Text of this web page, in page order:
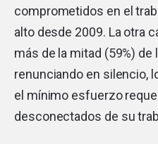
comprometidos en el
alto desde 2009. La otra
más de la mitad (59%)
renunciando en silencio,
el mínimo esfuerzo
desconectados de su